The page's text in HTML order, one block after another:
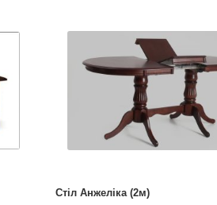
Стіл Анжеліка (2м)